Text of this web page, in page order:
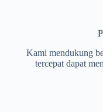
Kami mendukung
tercepat dapat